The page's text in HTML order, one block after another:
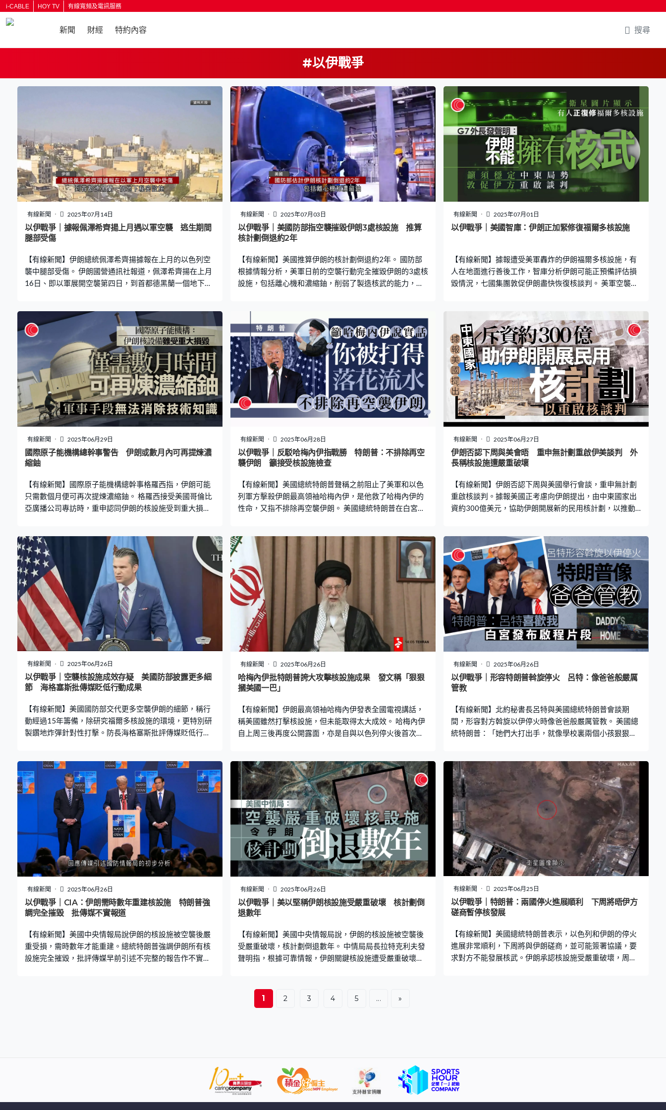
i-CABLE HOY TV 有線寬頻及電訊服務
新聞 財經 特約內容 搜尋
#以伊戰爭
按輸入鍵開始搜尋
有線新聞 2025年07月14日
以伊戰爭｜據報佩澤希齊揚上月遇以軍空襲 逃生期間
腿部受傷
【有線新聞】伊朗總統佩澤希齊揚據報在上月的以色列空
襲中腿部受傷。 伊朗國營通訊社報道，佩澤希齊揚在上月
16日、即以軍展開空襲第四日，到首都德黑蘭一個地下秘
逃生，過程中佩澤希齊揚腿部受傷。 伊朗認為襲擊針對高
級官員，正調查內部是否有人洩密。
有線新聞 2025年07月03日
以伊戰爭｜美國防部指空襲摧毀伊朗3處核設施 推算
核計劃倒退約2年
【有線新聞】美國推算伊朗的核計劃倒退約2年。 國防部
根據情報分析，美軍日前的空襲行動完全摧毀伊朗的3處核
設施，包括離心機和濃縮鈾，削弱了製造核武的能力，估
人士指機構的工作人員仍未離開伊朗。華府批評伊朗的舉
動不可接受，強調對方必須遵守《不擴散核武器條約》，
包括配合國際原子能機構的工作。
有線新聞 2025年07月01日
以伊戰爭｜美國智庫：伊朗正加緊修復福爾多核設施
【有線新聞】據報遭受美軍轟炸的伊朗福爾多核設施，有
人在地面進行善後工作，智庫分析伊朗可能正預備評估損
毀情況，七國集團敦促伊朗盡快恢復核談判。 美軍空襲伊
個通風井。總統特朗普多次聲稱已完全摧毀設施，但國際
原子能機構認為伊朗數月內可以再生產濃縮鈾。 美國有線
新聞網絡引述智庫科學與國際安全研究所分析，福爾多地
下核設施周一的衛星圖片，發現伊朗正進行復修工作。當
局開闢了一條新道路通往設施，並有汽車停泊，而在其中
一個通風井受襲後，地面造成的洞孔附近發現有挖泥機和
起重機，相信是要預備地底勘察工作。另一個受襲的通風
井亦發現有推土機，估計正整平附近土地，以架設起重機
挖走瓦礫，前往通風井 。 科學與國際安全研究所分析，伊
朗正派員視察洞孔並加緊善後，包括清理瓦礫、修補損毀
的設施、測試外圍的輻射水平，下一步可能會用攝影機，
甚至派人到地底進行評估 。至於伊斯法罕的核設施則未有
跡象顯示有進行修復工作。 七國集團外長發聲明，呼籲各
促對方重啟談判，尋求仔細和持久方
有線新聞 2025年06月29日
國際原子能機構總幹事警告 伊朗或數月內可再提煉濃
縮鈾
【有線新聞】國際原子能機構總幹事格羅西指，伊朗可能
只需數個月便可再次提煉濃縮鈾。 格羅西接受美國哥倫比
亞廣播公司專訪時，重申認同伊朗的核設施受到重大損
失。又指可能有部分濃縮鈾庫存在空襲中被摧毀，亦有部
分或已移至其他地方，但不可能令伊朗已有的核技術知識
消失，所以軍事手段不能完全解決問題，仍需要核協議和
查核機制保障。
有線新聞 2025年06月28日
以伊戰爭｜反駁哈梅內伊指戰勝 特朗普：不排除再空
襲伊朗 籲接受核設施檢查
【有線新聞】美國總統特朗普聲稱之前阻止了美軍和以色
列軍方擊殺伊朗最高領袖哈梅內伊，是他救了哈梅內伊的
性命，又指不排除再空襲伊朗。 美國總統特朗普在白宮記
回應哈梅內伊昨天說『我們戰勝了』，天啊，說『我們取
得勝利』。聽著，你是有偉大信仰的人、在國內備受尊
崇，你必須說實話，你被打得落花流水。」 哈梅內伊在日
前的全國講話中，聲稱伊朗狠狠打了美國一記耳光。特朗
普在社交媒體發文，批評哈梅內伊說謊，愚蠢地認為伊朗
打勝仗；又聲稱知道哈梅內伊的確實藏身位置，是他阻止
美軍及以色列軍方的行動擊殺哈梅內伊，要求以色列召回
大量飛往德黑蘭的戰機。他稱救了哈梅內伊性命，但他卻
不懂得感謝。 特朗普決定擱置解除對伊朗制裁的決定，稱
若伊朗將鈾濃縮到令人擔憂的水平，他肯定會考慮再次轟
炸伊朗；又指伊朗應接受國際原子能機構或其他獲美國認
可的機構檢查，確保不會重啟核計劃。 伊朗外長阿拉格齊
回應稱若特朗普希望達成協議，便不要再對哈梅內伊發表
朗核設施的任何請求。
有線新聞 2025年06月27日
伊朗否認下周與美會晤 重申無計劃重啟伊美談判 外
長稱核設施遭嚴重破壞
【有線新聞】伊朗否認下周與美國舉行會談，重申無計劃
重啟核談判。據報美國正考慮向伊朗提出，由中東國家出
資約300億美元，協助伊朗開展新的民用核計劃，以推動
通，期望對方能達成核協議，不過伊朗外長阿拉格齊否
認，重申德黑蘭政府無計劃重啟談判。 美國有線新聞網絡
引述消息指，威特科夫上周五、美軍空襲伊朗核設施前，
曾與波斯灣國家官員磋商多個方案，推動伊朗重新談判，
其中美國提出向伊朗新的民用核計劃，投資約200至300億
美元。有官員指華府無意直接出資，但願意擔當牽頭人，
促成阿拉伯國家投資。這項建議亦曾在美伊會談中提出，
美國亦不排除放寬制裁措施，包括解凍約60億美元海外存
款，但伊朗必須放棄提煉濃縮鈾作為交換。 外界關注伊朗
核設施遭美軍轟炸後的損毀程度，國際原子能機構早前
稱，福爾多核設施的離心機已無法運作，但相信部分濃縮
鈾事前已移走，阿拉格齊承認設施遭受嚴重破壞。 美國防
長海格塞斯及參謀長聯席會議主席凱恩，早前則公布更多
彈的威力，但二人拒絕評估空襲行動
有線新聞 2025年06月26日
以伊戰爭｜空襲核設施成效存疑 美國防部披露更多細
節 海格塞斯批傳媒貶低行動成果
【有線新聞】美國國防部交代更多空襲伊朗的細節，稱行
動經過15年籌備，除研究福爾多核設施的環境，更特別研
製鑽地炸彈針對性打擊。防長海格塞斯批評傳媒貶低行動
方很久之前已得知這個設施的存在，國防威脅降低局的人
員就此展開長達15年研究，包括施工、氣候、地質及建築
材料等方面。 伊朗為了防範攻擊封住兩個通風井，美軍當
時認為現存武器不足以深入打擊藏於地下約90米的福爾多
核設施，決定特別研發重約3萬磅的巨型鑽地炸彈GBU-57
專門打擊，研究過程秘密進行，不少學者參與。 記者會上
播放示範影片，展示一枚GBU-57可造成的破壞力，6架B2
轟炸機行動期間，合共向兩個通風井投放12枚鑽地炸彈。
第一枚首先用來炸開通風井封蓋，其後5枚以每秒逾300米
速度鑽入設施內部引爆，全部炸彈引導至預定目標。 海格
塞斯狠批傳媒引述當局的初步評估，來貶低美軍行動成
果。美國防長海格塞斯：「 因為你們，我特別指你們，這
些媒體及記者，因為你們強烈反對特朗普，這好像你們的
失敗，你們不得
有線新聞 2025年06月26日
哈梅內伊批特朗普誇大攻擊核設施成果 發文稱「狠狠
摑美國一巴」
【有線新聞】伊朗最高領袖哈梅內伊發表全國電視講話，
稱美國雖然打擊核設施，但未能取得太大成效。 哈梅內伊
自上周三後再度公開露面，亦是自與以色列停火後首次，
想攻擊伊朗，將付出沉重代價，不排除再度攻擊美軍基
地，強調德黑蘭不會投降。 哈梅內伊的社交平台同時發
文，稱伊朗取得勝利，狠狠地將美國摑了一巴。
有線新聞 2025年06月26日
以伊戰爭｜形容特朗普斡旋停火 呂特：像爸爸般嚴厲
管教
【有線新聞】北約秘書長呂特與美國總統特朗普會談期
間，形容對方斡旋以伊停火時像爸爸般嚴厲管教。 美國總
統特朗普：「她們大打出手，就像學校裏兩個小孩狠狠打
止。」 白宮在社交平台發布特朗普啟程前往荷蘭海牙出席
北約峰會的片段，並寫上「爸爸回家了」。特朗普會後被
問到是否將北約盟友視為孩子，他說呂特只是喜歡自己。
呂特事後亦解釋並非直接稱呼特朗普為爸爸，只是打比
喻。
有線新聞 2025年06月26日
以伊戰爭｜CIA：伊朗需時數年重建核設施 特朗普強
調完全摧毀 批傳媒不實報道
【有線新聞】美國中央情報局說伊朗的核設施被空襲後嚴
重受損，需時數年才能重建。總統特朗普強調伊朗所有核
設施完全摧毀，批評傳媒早前引述不完整的報告作不實報
調查局會調查為何外洩。中情局局長拉特克利夫則發聲明
指根據可靠情報伊朗數個關鍵核設施遭受嚴重破壞，相信
有線新聞 2025年06月26日
以伊戰爭｜美以堅稱伊朗核設施受嚴重破壞 核計劃倒
退數年
【有線新聞】美國中央情報局說，伊朗的核設施被空襲後
受嚴重破壞，核計劃倒退數年。 中情局局長拉特克利夫發
聲明指，根據可靠情報，伊朗關鍵核設施遭受嚴重破壞，
核計劃倒退數月。美國和伊朗官員下周將會面，並可能簽
署協議，要求伊朗不能發展核武。以色列亦指以軍情報顯
有線新聞 2025年06月25日
以伊戰爭｜特朗普：兩國停火進展順利 下周將晤伊方
磋商暫停核發展
【有線新聞】美國總統特朗普表示，以色列和伊朗的停火
進展非常順利，下周將與伊朗磋商，並可能簽署協議，要
求對方不能發展核武。伊朗承認核設施受嚴重破壞，周六
伊朗趕不及在空襲前搬走核材料，他同時指以色列和伊朗
的停火進展非常順利，「他們不會再打架，他們已經打
夠，他們剛有一場大吵鬧，就像學校裡的兩個小孩，他們
1 2 3 4 5 ... »